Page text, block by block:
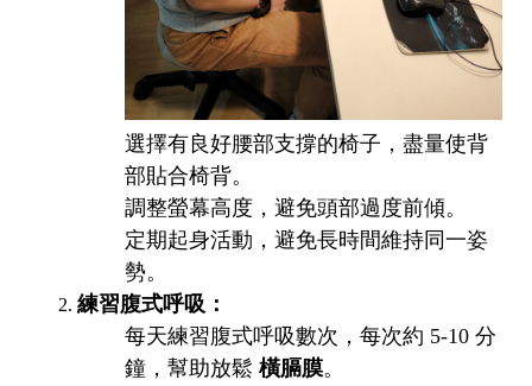
選擇有良好腰部支撐的椅子，盡量使背
部貼合椅背。
調整螢幕高度，避免頭部過度前傾。
定期起身活動，避免長時間維持同一姿
勢。
練習腹式呼吸：
每天練習腹式呼吸數次，每次約 5-10 分
鐘，幫助放鬆橫膈膜。